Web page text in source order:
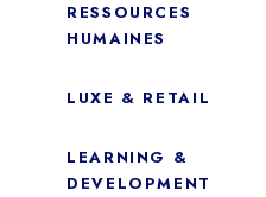
RESSOURCES
HUMAINES
LUXE & RETAIL
LEARNING &
DEVELOPMENT